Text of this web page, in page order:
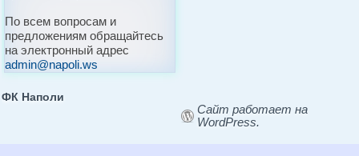
По всем вопросам и
предложениям обращайтесь
на электронный адрес
admin@napoli.ws
ФК Наполи
Сайт работает на
WordPress.